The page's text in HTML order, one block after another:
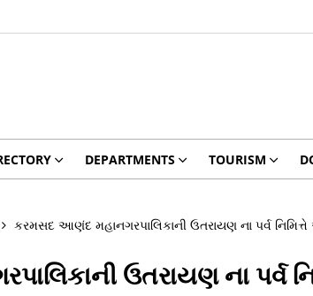
DEPARTMENTS TOURISM
કરમસદ આણંદ મહાનગરપાલિકાની ઉતરાયણ ના પર્વ
ઉતરાયણ ના પર્વ